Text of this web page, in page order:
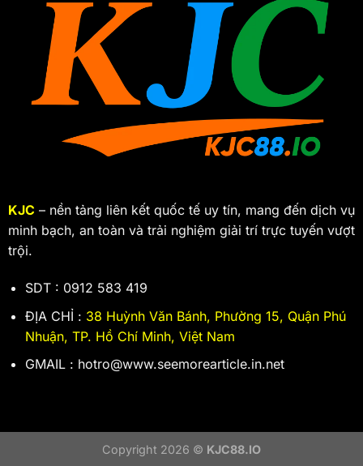
KJC – nền tảng liên kết quốc tế uy tín, mang đến dịch vụ
minh bạch, an toàn và trải nghiệm giải trí trực tuyến vượt
trội.
SDT : 0912 583 419
ĐỊA CHỈ : 38 Huỳnh Văn Bánh, Phường 15, Quận Phú
Nhuận, TP. Hồ Chí Minh, Việt Nam
GMAIL : hotro@www.seemorearticle.in.net
Copyright 2026 © KJC88.IO